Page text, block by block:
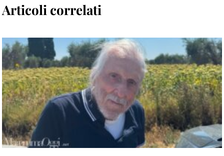
Articoli correlati